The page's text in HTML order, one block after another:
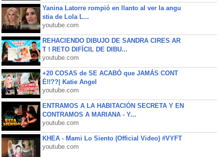
Yanina Latorre rompió en llanto al ver la angu
stia de Lola L...
youtube.com
REHACIENDO DIBUJO DE SANDRA CIRES AR
T ! RETO DIFÍCIL DE DIBU...
youtube.com
+20 COSAS de SE ACABÓ que JAMÁS CONT
É!!??| Katie Angel
youtube.com
ENTRAMOS A LA HABITACIÓN SECRETA Y EN
CONTRAMOS A MARIANA - Y...
youtube.com
KHEA - Mami Lo Siento (Official Video) #VYFT
youtube.com